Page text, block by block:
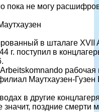
пока не могу
в шталаге XVII
г. поступил в
рабочая
Маутхаузен-Гузен
в другие
значит, поздние смерти